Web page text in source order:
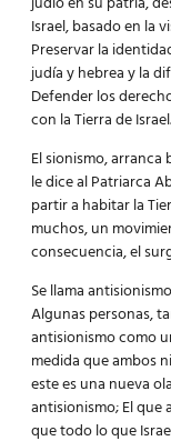
Israel, basado en la
Preservar la
judía y hebrea y la
Defender los
con la Tierra de Israel.
El sionismo, arranca
le dice al Patriarca
partir a habitar la
muchos, un
consecuencia, el
Se llama
Algunas personas,
antisionismo como
medida que ambos
este es una nueva
antisionismo; El
que todo lo que